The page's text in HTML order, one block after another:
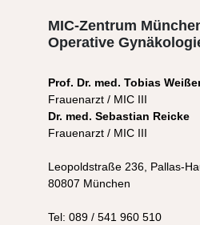
MIC-Zentrum
Operative
Prof. Dr. med. Tobias
Frauenarzt / MIC III
Dr. med. Sebastian Reicke
Frauenarzt / MIC III
Leopoldstraße 236, Pallas-
80807 München
Tel: 089 / 541 960 510